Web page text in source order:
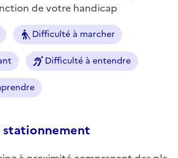
de votre handicap
Difficulté à marcher
Difficulté à entendre